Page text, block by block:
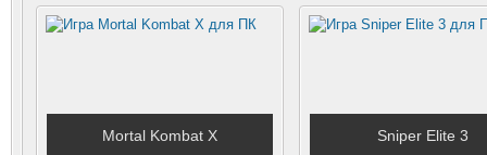
друзьям и играйте вместе!
Mortal Kombat X Sniper Elite 3